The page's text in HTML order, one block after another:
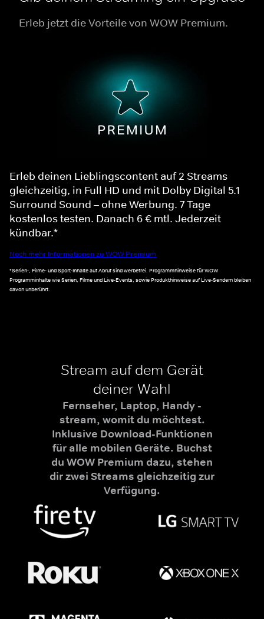
Erleb jetzt die Vorteile von WOW Premium.
Erleb deinen Lieblingscontent auf 2 Streams
gleichzeitig, in Full HD und mit Dolby Digital 5.1
Surround Sound – ohne Werbung. 7 Tage
kostenlos testen. Danach 6 € mtl. Jederzeit
kündbar.*
Noch mehr Informationen zu WOW Premium
*Serien-, Filme- und Sport-Inhalte auf Abruf sind werbefrei. Programmhinweise für WOW
Programminhalte wie Serien, Filme und Live-Events, sowie Produkthinweise auf Live-Sendern bleiben
davon unberührt.
Stream auf dem Gerät
deiner Wahl
Fernseher, Laptop, Handy -
stream, womit du möchtest.
Inklusive Download-Funktionen
für alle mobilen Geräte. Buchst
du WOW Premium dazu, stehen
dir zwei Streams gleichzeitig zur
Verfügung.